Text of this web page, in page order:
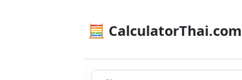
🧮 CalculatorThai.com